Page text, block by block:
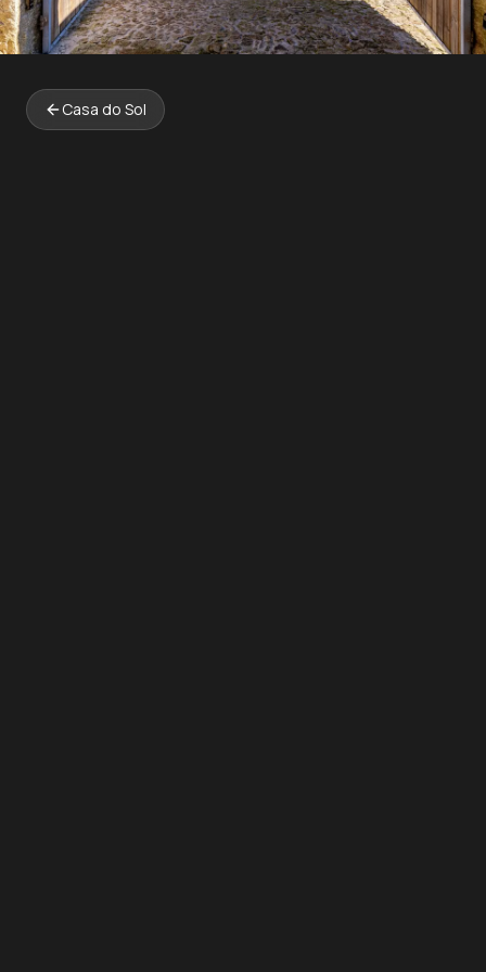
Casa do Sol